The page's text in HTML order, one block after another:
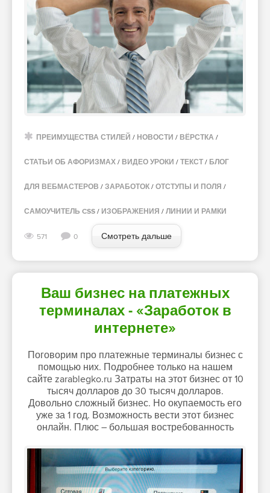
ПРЕИМУЩЕСТВА СТИЛЕЙ / НОВОСТИ / ВЁРСТКА /
СТАТЬИ ОБ АФОРИЗМАХ / ВИДЕО УРОКИ / ТЕКСТ / БЛОГ
ДЛЯ ВЕБМАСТЕРОВ / ЗАРАБОТОК / ОТСТУПЫ И ПОЛЯ /
САМОУЧИТЕЛЬ CSS / ИЗОБРАЖЕНИЯ / ЛИНИИ И РАМКИ
571 0 Смотреть дальше
Ваш бизнес на платежных
терминалах - «Заработок в
интернете»
Поговорим про платежные терминалы бизнес с
помощью них. Подробнее только на нашем
сайте zarablegko.ru Затраты на этот бизнес от 10
тысяч долларов до 30 тысяч долларов.
Довольно сложный бизнес. Но окупаемость его
уже за 1 год. Возможность вести этот бизнес
онлайн. Плюс – большая востребованность